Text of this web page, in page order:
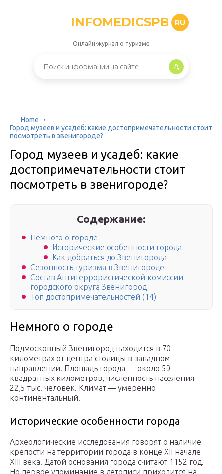
INFOMEDICSPB RU
Онлайн-журнал о туризме
Home
Город музеев и усадеб: какие достопримечательности стоит
посмотреть в звенигороде?
Город музеев и усадеб: какие
достопримечательности стоит
посмотреть в звенигороде?
Содержание:
Немного о городе
Исторические особенности города
Как добраться до Звенигорода
Сезонность туризма в Звенигороде
Состав Антитеррористической комиссии
городского округа Звенигород
Топ достопримечательностей (14)
Немного о городе
Подмосковный Звенигород находится в 70
километрах от центра столицы в западном
направлении. Площадь города — около 50
квадратных километров, численность населения —
22,5 тыс. человек. Климат — умеренно
континентальный.
Исторические особенности города
Археологические исследования говорят о наличие
крепости на территории города в конце XII начале
XIII века. Датой основания города считают 1152 год.
Но первое упоминание в летописи приходится на